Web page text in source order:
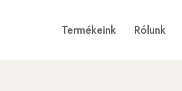
Termékeink Rólunk